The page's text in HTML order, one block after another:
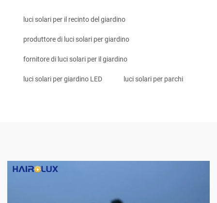
luci solari per il recinto del giardino
produttore di luci solari per giardino
fornitore di luci solari per il giardino
luci solari per giardino LED luci solari per parchi